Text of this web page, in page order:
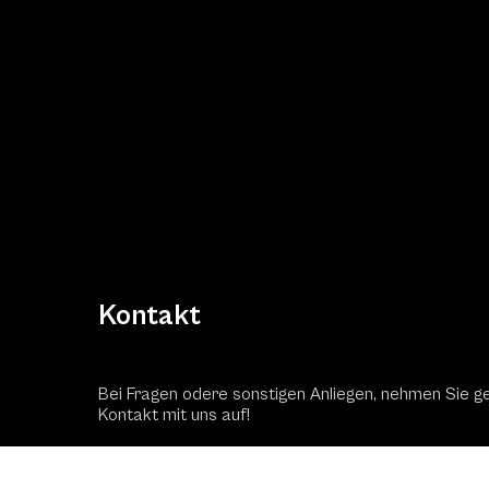
Kontakt
Bei Fragen odere sonstigen Anliegen, nehmen Sie
Kontakt mit uns auf!